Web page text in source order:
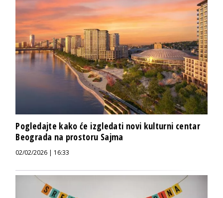
Pogledajte kako će izgledati novi kulturni centar
Beograda na prostoru Sajma
02/02/2026 | 16:33